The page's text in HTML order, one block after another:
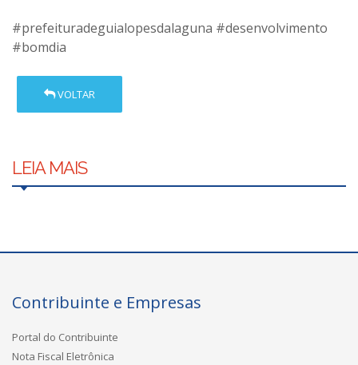
#prefeituradeguialopesdalaguna #desenvolvimento
#bomdia
VOLTAR
LEIA MAIS
Contribuinte e Empresas
Portal do Contribuinte
Nota Fiscal Eletrônica